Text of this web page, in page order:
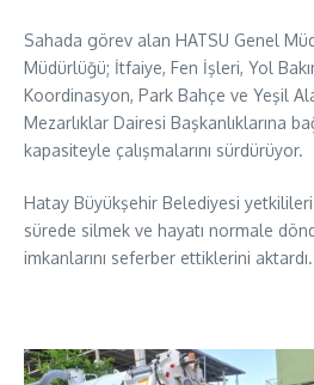
Sahada görev alan HATSU Genel
Müdürlüğü; İtfaiye, Fen İşleri, Yol
Koordinasyon, Park Bahçe ve Yeşil
Mezarlıklar Dairesi Başkanlıklarına
kapasiteyle çalışmalarını sürdürüyor.
Hatay Büyükşehir Belediyesi yetkilileri
sürede silmek ve hayatı normale
imkanlarını seferber ettiklerini aktardı.